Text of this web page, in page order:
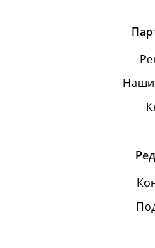
Наши